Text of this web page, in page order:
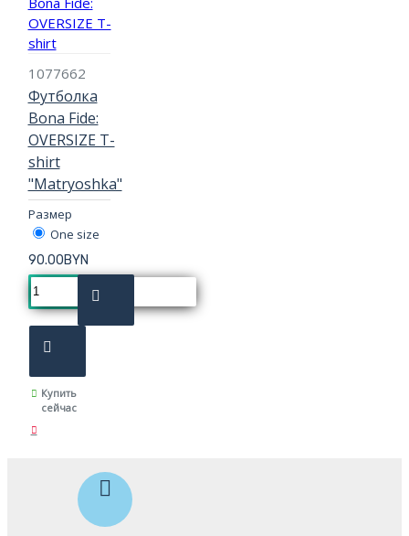
1077662
Футболка
Bona Fide:
OVERSIZE T-
shirt
"Matryoshka"
Размер
One size
90.00BYN
Купить
сейчас